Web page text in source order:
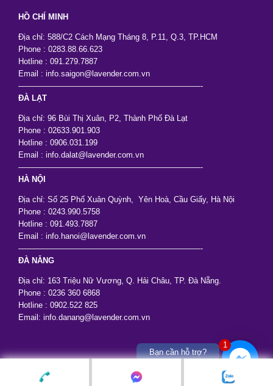
HỒ CHÍ MINH
Địa chỉ: 588/C2 Cách Mạng Tháng 8, P.11, Q.3, TP.HCM
Phone : 0283.88.66.623
Hotline : 091.279.7887
Email : info.saigon@lavender.com.vn
———————————————————————-
ĐÀ LẠT
Địa chỉ: 96 Bùi Thị Xuân, P2, Thành Phố Đà Lạt
Phone : 02633.901.903
Hotline : 0906.031.199
Email : info.dalat@lavender.com.vn
———————————————————————-
HÀ NỘI
Địa chỉ: Số 25 Phố Xuân Quỳnh, Yên Hoà, Cầu Giấy, Hà Nội
Phone : 0243.990.5758
Hotline : 091.493.7887
Email : info.hanoi@lavender.com.vn
———————————————————————-
ĐÀ NẴNG
Địa chỉ: 163 Triệu Nữ Vương, Q. Hải Châu, TP. Đà Nẵng.
Phone : 0236 360 6868
Hotline : 0902.522 825
Email: info.danang@lavender.com.vn
1
Bạn cần hỗ trợ?
© Copyright Lavender Wedding & Events ☺ shop hoa lụa lavenderflowers